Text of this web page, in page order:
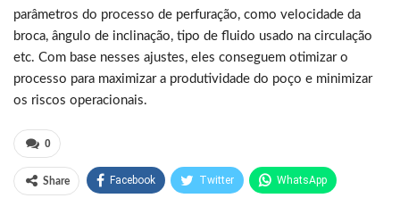
parâmetros do processo de perfuração, como velocidade da
broca, ângulo de inclinação, tipo de fluido usado na circulação
etc. Com base nesses ajustes, eles conseguem otimizar o
processo para maximizar a produtividade do poço e minimizar
os riscos operacionais.
0
Share Facebook Twitter WhatsApp